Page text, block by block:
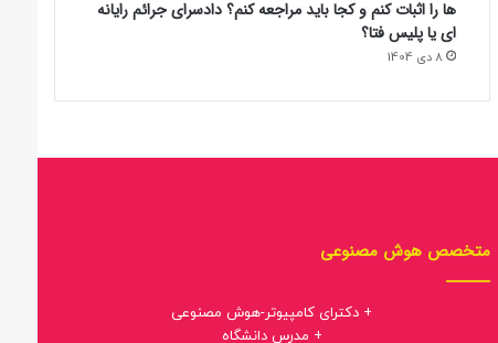
ها را اثبات کنم و کجا باید مراجعه کنم؟ دادسرای جرائم رایانه
ای یا پلیس فتا؟
8 دی 1404
متخصص هوش مصنوعی
+ دکترای کامپیوتر-هوش مصنوعی
+ مدرس دانشگاه